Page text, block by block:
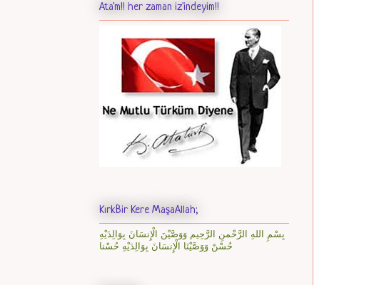
Ata'm!! her zaman iz'indeyim!!
KırkBir Kere MaşaAllah;
بِسْمِ اللهِ الرَّحْمنِ الرَّحِيم وَوَصَّيْنَ الْإِنسَانَ بِوَالِدَيْهِ
حُسْنً وَوَصَّيْنَا الْإِنسَانَ بِوَالِدَيْهِ حُسْنا